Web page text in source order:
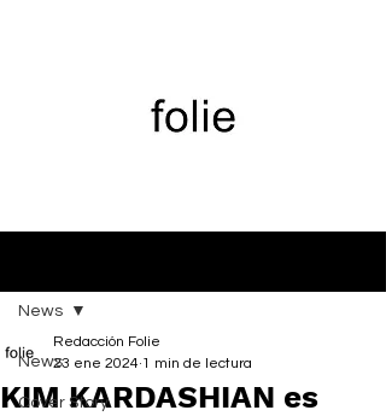
News
Cover Story
News
KIM KARDASHIAN es
Redacción Folie
23 ene 2024 1 min de lectura